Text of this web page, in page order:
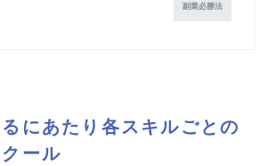
副業必勝法
にあたり各スキルごとの
ール